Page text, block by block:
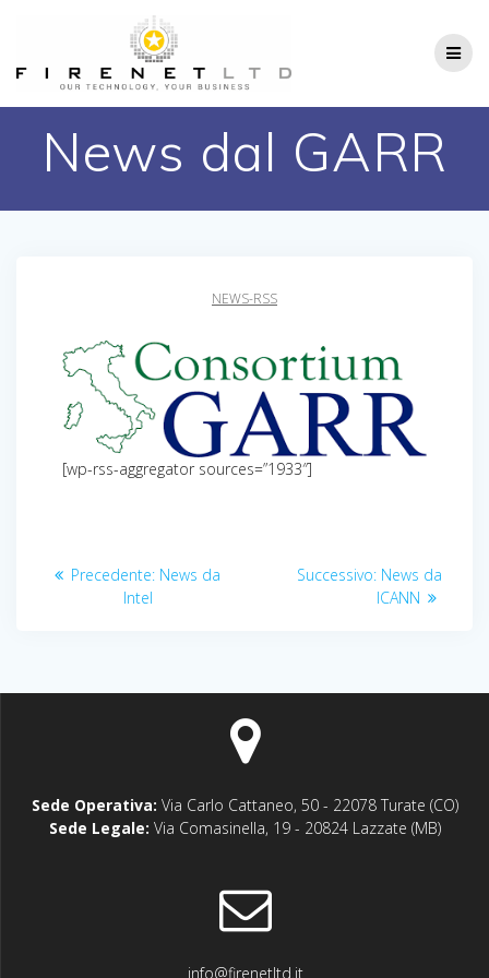
News dal GARR
NEWS-RSS
[wp-rss-aggregator sources=”1933″]
Navigazione
articoli
Precedente: Articolo
News da
Intel
Successivo: Articolo
successivo:
News da
ICANN
Sede Operativa: Via Carlo Cattaneo, 50 - 22078 Turate (CO)
Sede Legale: Via Comasinella, 19 - 20824 Lazzate (MB)
info@firenetltd.it